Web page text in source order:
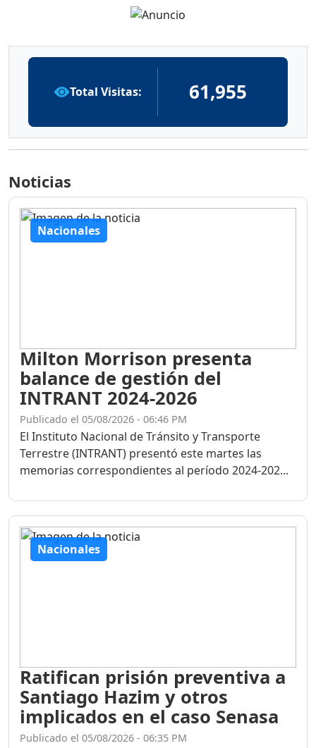
Total Visitas: 61,955
Noticias
Nacionales
Milton Morrison presenta
balance de gestión del
INTRANT 2024-2026
Publicado el 05/08/2026 - 06:46 PM
El Instituto Nacional de Tránsito y Transporte
Terrestre (INTRANT) presentó este martes las
memorias correspondientes al período 2024-202...
Nacionales
Ratifican prisión preventiva a
Santiago Hazim y otros
implicados en el caso Senasa
Publicado el 05/08/2026 - 06:35 PM